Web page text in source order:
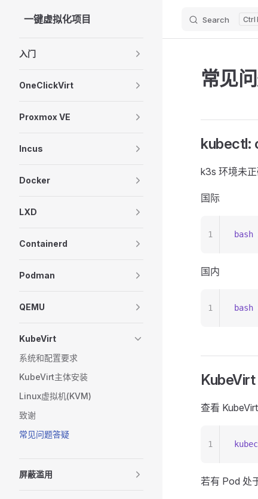
Skip to content
一键虚拟化项目 Search
入门
OneClickVirt
Proxmox VE
Incus
Docker
LXD
Containerd
Podman
QEMU
KubeVirt
系统和配置要求
KubeVirt主体安装
Linux虚拟机(KVM)
致谢
常见问题答疑
屏蔽滥用
常见
kubectl:
k3s 环境未正
国际
bash
1
国内
bash
1
查看
1
若有 Pod 处